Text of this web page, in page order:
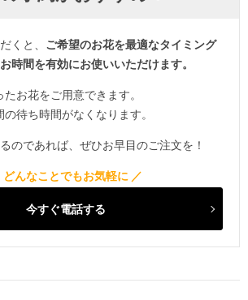
くと、 ご希望のお花を最適なタイミング
時間を有効にお使いいただけます。
たお花をご用意できます。
待ち時間がなくなります。
のであれば、ぜひお早目のご注文を！
今すぐ電話する